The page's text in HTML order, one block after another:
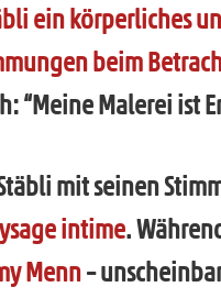
ein körperliches
beim
“Meine Malerei ist
mit seinen
intime.
Menn–